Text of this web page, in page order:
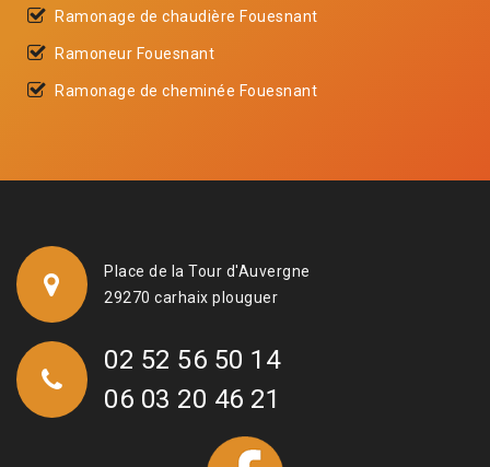
Ramonage de chaudière Fouesnant
Ramoneur Fouesnant
Ramonage de cheminée Fouesnant
Place de la Tour d'Auvergne
29270 carhaix plouguer
02 52 56 50 14
06 03 20 46 21